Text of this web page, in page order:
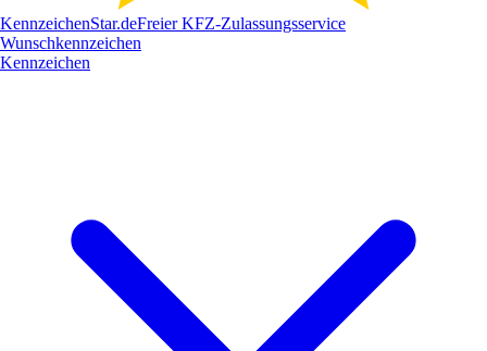
KennzeichenStar.deFreier KFZ-Zulassungsservice
Wunschkennzeichen
Kennzeichen